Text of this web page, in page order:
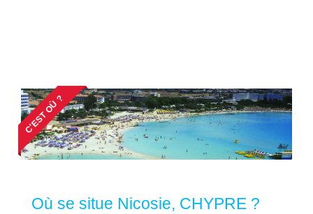
C'EST OÙ ?
Où se situe Nicosie, CHYPRE ?